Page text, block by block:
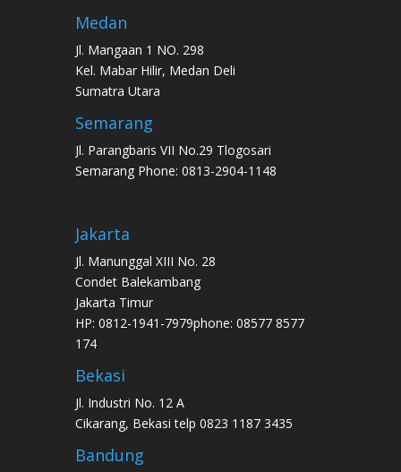
Medan
Jl. Mangaan 1 NO. 298
Kel. Mabar Hilir, Medan Deli
Sumatra Utara
Semarang
Jl. Parangbaris VII No.29 Tlogosari
Semarang Phone: 0813-2904-1148
Jakarta
Jl. Manunggal XIII No. 28
Condet Balekambang
Jakarta Timur
HP: 0812-1941-7979phone: 08577 8577
174
Bekasi
Jl. Industri No. 12 A
Cikarang, Bekasi telp 0823 1187 3435
Bandung